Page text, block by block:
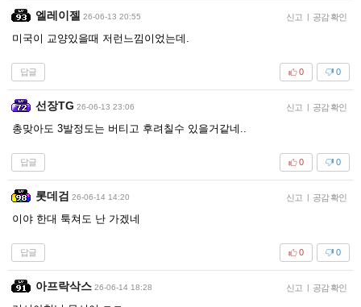
엘레이젤 26-06-13 20:55 신고 | 공감 확인
미국이 교양있을때 저런느낌이었는데.
답글 0
0
선장TG 26-06-13 23:06 신고 | 공감 확인
총맞아도 3발정도는 버티고 후려칠수 있을거같네..
답글 0
0
롯데검 26-06-14 14:20 신고 | 공감 확인
이야 한대 툭쳐도 난 가겠네
답글 0
0
아프락삭스 26-06-14 18:28 신고 | 공감 확인